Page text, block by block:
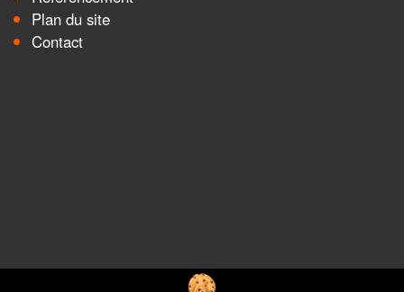
Plan du site
Contact